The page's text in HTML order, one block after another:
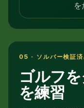
を
05 · ソルバー検証
ゴルフ
を練習